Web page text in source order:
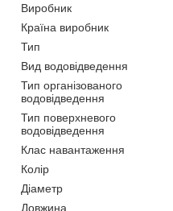
Виробник
Країна виробник
Тип
Вид водовідведення
Тип організованого
водовідведення
Тип поверхневого
водовідведення
Клас навантаження
Колір
Діаметр
Довжина